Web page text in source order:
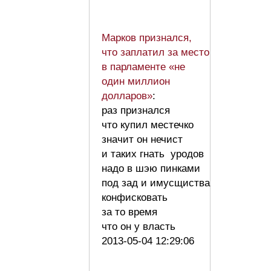
Марков признался,
что заплатил за место
в парламенте «не
один миллион
долларов»:
раз признался
что купил местечко
значит он нечист
и таких гнать уродов
надо в шэю пинками
под зад и имусщиства
конфисковать
за то время
что он у власть
2013-05-04 12:29:06